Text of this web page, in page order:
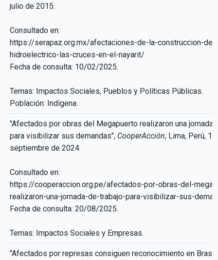
julio de 2015.
Consultado en:
https://serapaz.org.mx/afectaciones-de-la-construccion-
hidroelectrico-las-cruces-en-el-nayarit/
Fecha de consulta: 10/02/2025.
Temas: Impactos Sociales, Pueblos y Políticas Públicas.
Población: Indígena.
"Afectados por obras del Megapuerto realizaron una jornada
para visibilizar sus demandas", CooperAcción, Lima, Perú,
septiembre de 2024.
Consultado en:
https://cooperaccion.org.pe/afectados-por-obras-del-
realizaron-una-jornada-de-trabajo-para-visibilizar-sus-
Fecha de consulta: 20/08/2025.
Temas: Impactos Sociales y Empresas.
"Afectados por represas consiguen reconocimiento en